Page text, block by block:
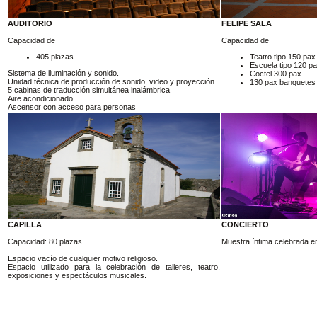
AUDITORIO
Capacidad de
405 plazas
Sistema de iluminación y sonido.
Unidad técnica de producción de sonido, video y proyección.
5 cabinas de traducción simultánea inalámbrica
Aire acondicionado
Ascensor con acceso para personas
FELIPE SALA
Capacidad de
Teatro tipo 150 pax
Escuela tipo 120
Coctel 300 pax
130 pax
CAPILLA
Capacidad: 80 plazas
Espacio vacío de cualquier motivo religioso.
Espacio utilizado para la celebración de talleres, teatro,
exposiciones y espectáculos musicales.
CONCIERTO
Muestra íntima celebrada